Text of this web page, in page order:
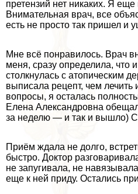
претензий нет никаких. Я еще
Внимательная врач, все
есть не просто так пришел и
Мне всё понравилось. Врач
меня, сразу определила, что
столкнулась с атопическим
выписала рецепт, чем лечить
вопросы, я осталась
Елена Александровна
за неделю — и так и вышло)
Приём ждала не долго,
быстро. Доктор
не запугивала, не
еще к ней приду. Остались